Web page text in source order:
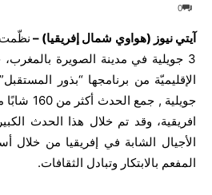
0
آيتي نيوز (هواوي شمال إفريقيا) – نظّمت
3 جويلية في مدينة الصويرة
افريقية، وقد تم خلال هذا الحدث
الأجيال الشابة في إفريقيا من خلال
المفعم بالابتكار وتبادل الثقافات.